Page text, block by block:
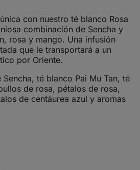
con nuestro té blanco Rosa
combinación de Sencha y
rosa y mango. Una infusión
que le transportará a un
por Oriente.
Sencha, té blanco Pai Mu Tan, té
de rosa, pétalos de rosa,
de centáurea azul y aromas